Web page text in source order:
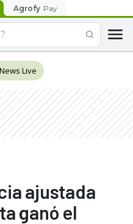
Agrofy Pay
Live
ajustada
ganó el